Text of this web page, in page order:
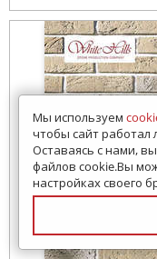
Мы используем
чтобы сайт работал
Оставаясь с нами,
файлов cookie.Вы
настройках своего